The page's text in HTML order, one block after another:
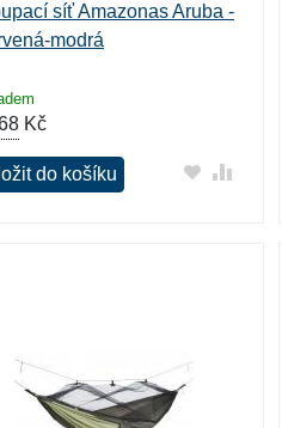
síť Amazonas Aruba -
modrá
Kč
do košíku